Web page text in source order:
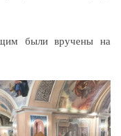
были вручены на